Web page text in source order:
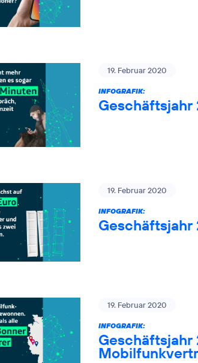
19. Februar 2020
INFOGRAFIK:
Geschäftsjahr
19. Februar 2020
INFOGRAFIK:
Geschäftsjahr
19. Februar 2020
INFOGRAFIK:
Geschäftsjahr